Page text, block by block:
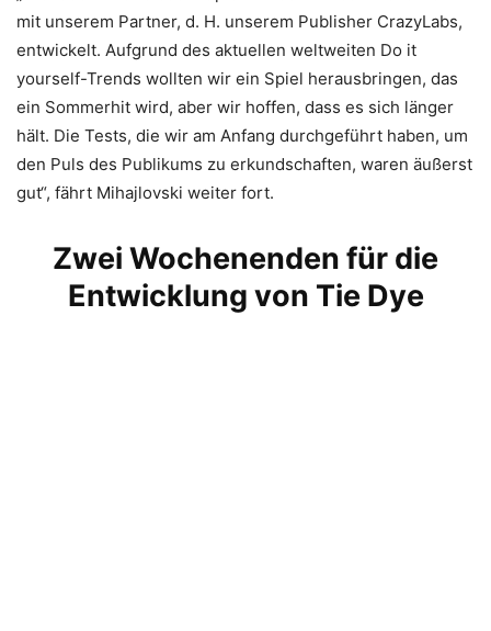
mit unserem Partner, d. H. unserem Publisher CrazyLabs,
entwickelt. Aufgrund des aktuellen weltweiten Do it
yourself-Trends wollten wir ein Spiel herausbringen, das
ein Sommerhit wird, aber wir hoffen, dass es sich länger
hält. Die Tests, die wir am Anfang durchgeführt haben, um
den Puls des Publikums zu erkundschaften, waren äußerst
gut“, fährt Mihajlovski weiter fort.
Zwei Wochenenden für die
Entwicklung von Tie Dye